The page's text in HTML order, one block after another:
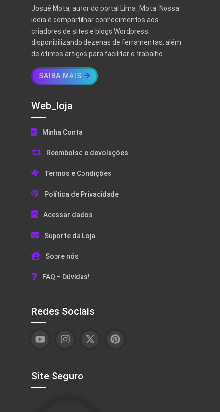
Josué Mota, autor do portal Lima_Mota. Nossa
ideia é compartilhar conhecimentos aos
criadores de sites e blogs Wordpress,
disponibilizando dezenas de ferramentas, além
de ótimos artigos para facilitar o trabalho.
SAIBA MAIS
Web_loja
Minha Conta
Reembolso e devoluções
Termos e Condições
Política de Privacidade
Acessar dados
Suporte da Loja
Sobre nós
FAQ – Dúvidas!
Redes Sociais
Site Seguro